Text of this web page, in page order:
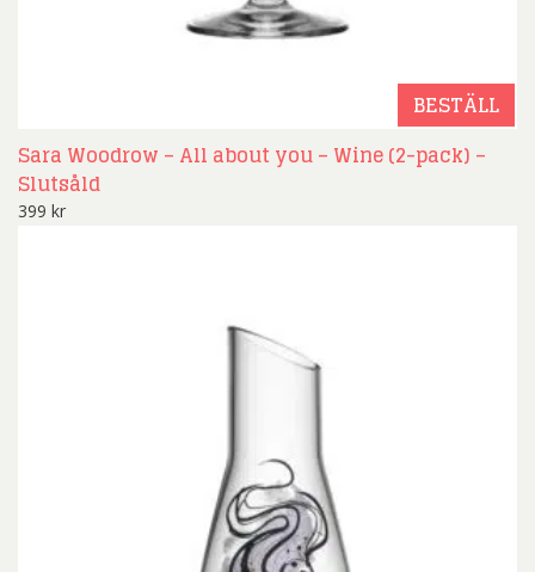
BESTÄLL
Sara Woodrow – All about you – Wine (2-pack) –
Slutsåld
399 kr